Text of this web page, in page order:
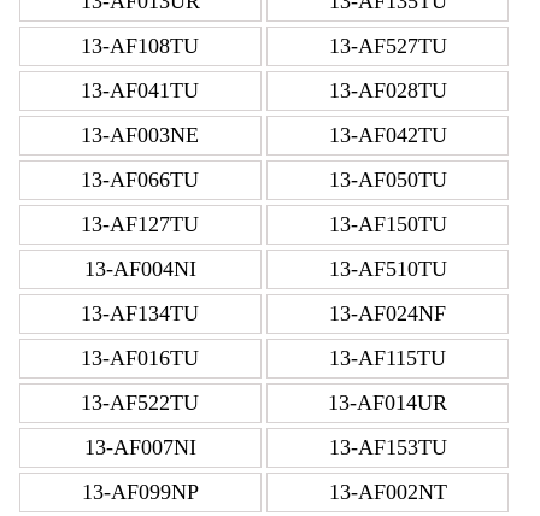
13-AF108TU
13-AF527TU
13-AF041TU
13-AF028TU
13-AF003NE
13-AF042TU
13-AF066TU
13-AF050TU
13-AF127TU
13-AF150TU
13-AF004NI
13-AF510TU
13-AF134TU
13-AF024NF
13-AF016TU
13-AF115TU
13-AF522TU
13-AF014UR
13-AF007NI
13-AF153TU
13-AF099NP
13-AF002NT